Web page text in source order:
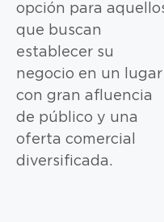
opción para
que buscan
establecer su
negocio en un lugar
con gran afluencia
de público y una
oferta comercial
diversificada.